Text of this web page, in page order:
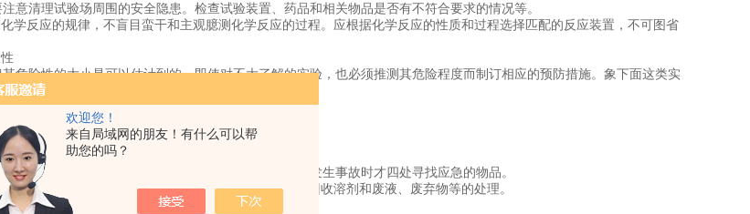
欢迎您！
来自局域网的朋友！有什么可以帮
助您的吗？
意清理试验场周围的安全隐患。检查试验装置、药品和相关物品是否有不符合要求的情况等。
学反应的规律，不盲目蛮干和主观臆测化学反应的过程。应根据化学反应的性质和过程选择匹配的反应装置，不可图省
危险性的大小是可以估计到的。即使对不大了解的实验，也必须推测其危险程度而制订相应的预防措施。象下面这类实
发生火灾、毒气等);
、高压等)下进行的实验。
防措施并加以检查。
要龙头、电气开关，灭火器的位置及操作方法，避免发生事故时才四处寻找应急的物品。
处理工作，亦属实验过程的组成部份。特别不可忽略回收溶剂和废液、废弃物等的处理。